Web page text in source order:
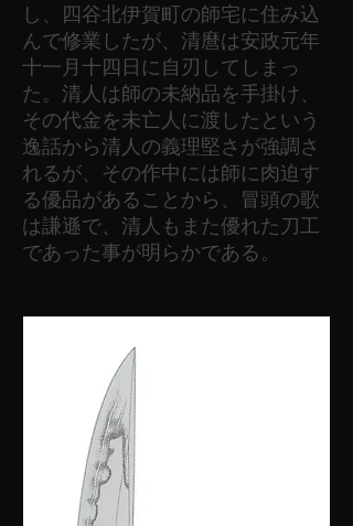
し、四谷北伊賀町の師宅に住み込
んで修業したが、清麿は安政元年
十一月十四日に自刃してしまっ
た。清人は師の未納品を手掛け、
その代金を未亡人に渡したという
逸話から清人の義理堅さが強調さ
れるが、その作中には師に肉迫す
る優品があることから、冒頭の歌
は謙遜で、清人もまた優れた刀工
であった事が明らかである。